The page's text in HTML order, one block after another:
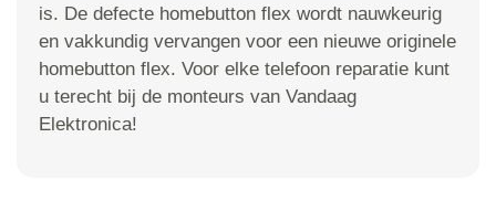
is. De defecte homebutton flex wordt nauwkeurig
en vakkundig vervangen voor een nieuwe originele
homebutton flex. Voor elke telefoon reparatie kunt
u terecht bij de monteurs van Vandaag
Elektronica!